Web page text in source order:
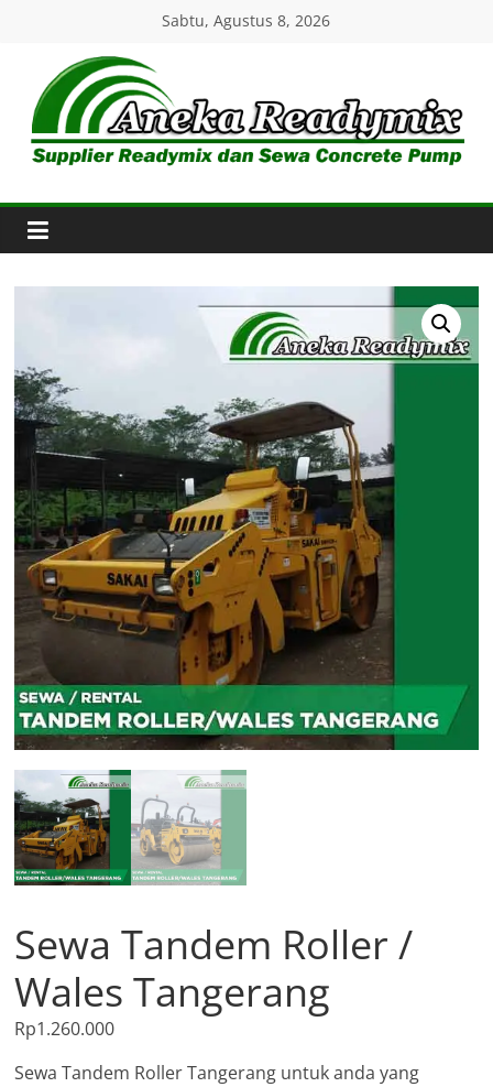
content
Sabtu, Agustus 8, 2026
Aneka
Readymix
Pusat
Ready
mix
Indonesia
Sewa Tandem Roller /
Wales Tangerang
Rp1.260.000
Sewa Tandem Roller Tangerang untuk anda yang